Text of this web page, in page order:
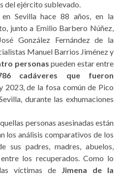
del ejército sublevado.
Sevilla hace 88 años, en la
junto a Emilio Barbero Núñez,
González Fernández de la
Manuel Barrios Jiménez y
personas pueden estar entre
cadáveres que fueron
2023, de la fosa común de Pico
durante las exhumaciones
personas asesinadas están
los análisis comparativos de los
padres, madres, abuelos,
los recuperados. Como lo
víctimas de Jimena de la